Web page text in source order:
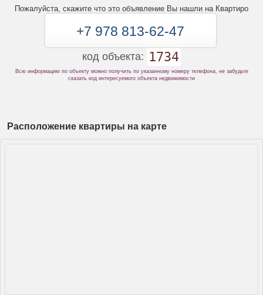
Пожалуйста, скажите что это объявление Вы нашли на Квартиро
+7 978 813-62-47
код объекта: 1734
Всю информацию по объекту можно получить по указанному номеру телефона, не забудьте
сказать код интересуемого объекта недвижимости
Расположение квартиры на карте